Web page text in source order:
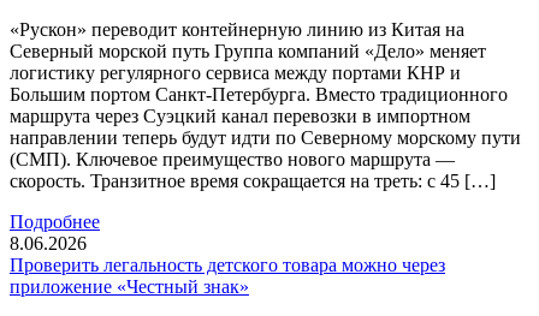
«Рускон» переводит контейнерную линию из Китая на
Северный морской путь Группа компаний «Дело» меняет
логистику регулярного сервиса между портами КНР и
Большим портом Санкт-Петербурга. Вместо традиционного
маршрута через Суэцкий канал перевозки в импортном
направлении теперь будут идти по Северному морскому пути
(СМП). Ключевое преимущество нового маршрута —
скорость. Транзитное время сокращается на треть: с 45 […]
Подробнее
8.06.2026
Проверить легальность детского товара можно через
приложение «Честный знак»